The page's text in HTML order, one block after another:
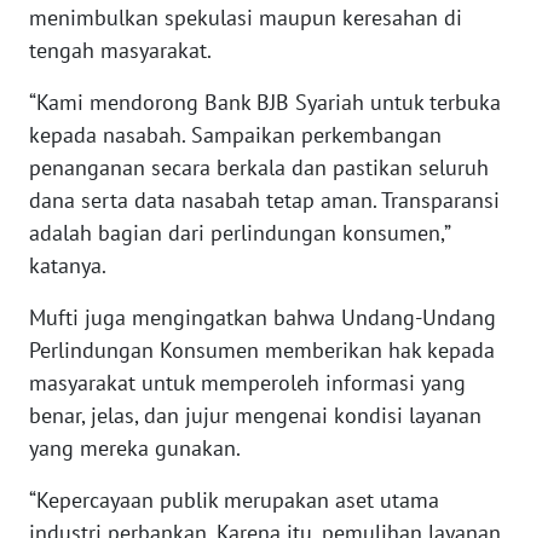
menimbulkan spekulasi maupun keresahan di
tengah masyarakat.
“Kami mendorong Bank BJB Syariah untuk terbuka
kepada nasabah. Sampaikan perkembangan
penanganan secara berkala dan pastikan seluruh
dana serta data nasabah tetap aman. Transparansi
adalah bagian dari perlindungan konsumen,”
katanya.
Mufti juga mengingatkan bahwa Undang-Undang
Perlindungan Konsumen memberikan hak kepada
masyarakat untuk memperoleh informasi yang
benar, jelas, dan jujur mengenai kondisi layanan
yang mereka gunakan.
“Kepercayaan publik merupakan aset utama
WN
BABEL
SUMBAR
WN
SUMSEL
BENGKULU
WN
LAMPUNG
JATENG